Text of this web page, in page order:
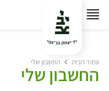
עמוד הבית החשבון שלי
החשבון שלי